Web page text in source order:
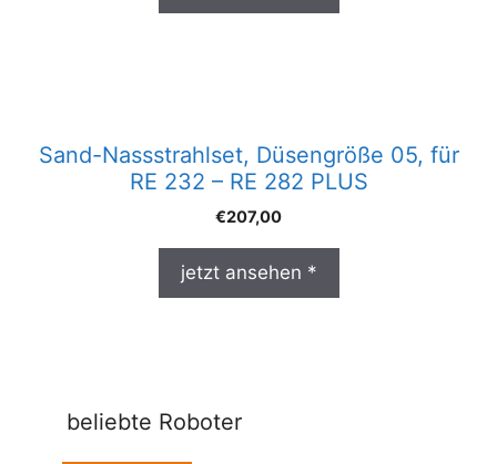
Sand-Nassstrahlset, Düsengröße 05, für
RE 232 – RE 282 PLUS
€207,00
jetzt ansehen *
beliebte Roboter